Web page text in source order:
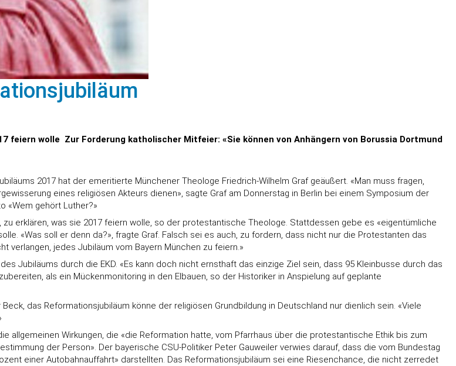
wolle  Zur Forderung katholischer Mitfeier: «Sie können von Anhängern von Borussia Dortmund
2017 hat der emeritierte Münchener Theologe Friedrich-Wilhelm Graf geäußert. «Man muss fragen,
eines religiösen Akteurs dienen», sagte Graf am Donnerstag in Berlin bei einem Symposium der
«Wem gehört Luther?»
erklären, was sie 2017 feiern wolle, so der protestantische Theologe. Stattdessen gebe es «eigentümliche
«Was soll er denn da?», fragte Graf. Falsch sei es auch, zu fordern, dass nicht nur die Protestanten das
verlangen, jedes Jubiläum vom Bayern München zu feiern.»
Jubiläums durch die EKD. «Es kann doch nicht ernsthaft das einzige Ziel sein, dass 95 Kleinbusse durch das
als ein Mückenmonitoring in den Elbauen, so der Historiker in Anspielung auf geplante
das Reformationsjubiläum könne der religiösen Grundbildung in Deutschland nur dienlich sein. «Viele
allgemeinen Wirkungen, die «die Reformation hatte, vom Pfarrhaus über die protestantische Ethik bis zum
der Person». Der bayerische CSU-Politiker Peter Gauweiler verwies darauf, dass die vom Bundestag
einer Autobahnauffahrt» darstellten. Das Reformationsjubiläum sei eine Riesenchance, die nicht zerredet